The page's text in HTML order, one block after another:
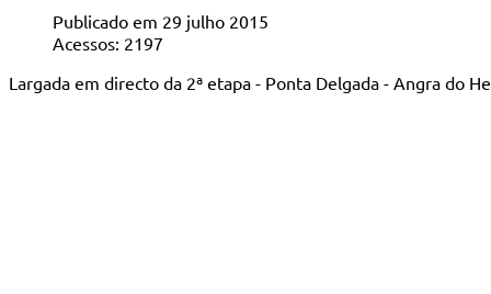
Publicado em 29 julho 2015
Acessos: 2197
Largada em directo da 2ª etapa - Ponta Delgada - Angra do